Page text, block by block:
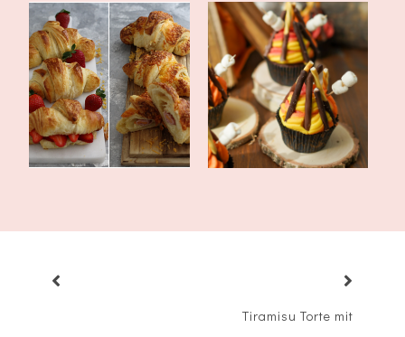
Rezept mit Schritt für
Schritt Anle...
Lagerfeuer Cupcakes -
Schokofrostin...
Tiramisu Torte mit